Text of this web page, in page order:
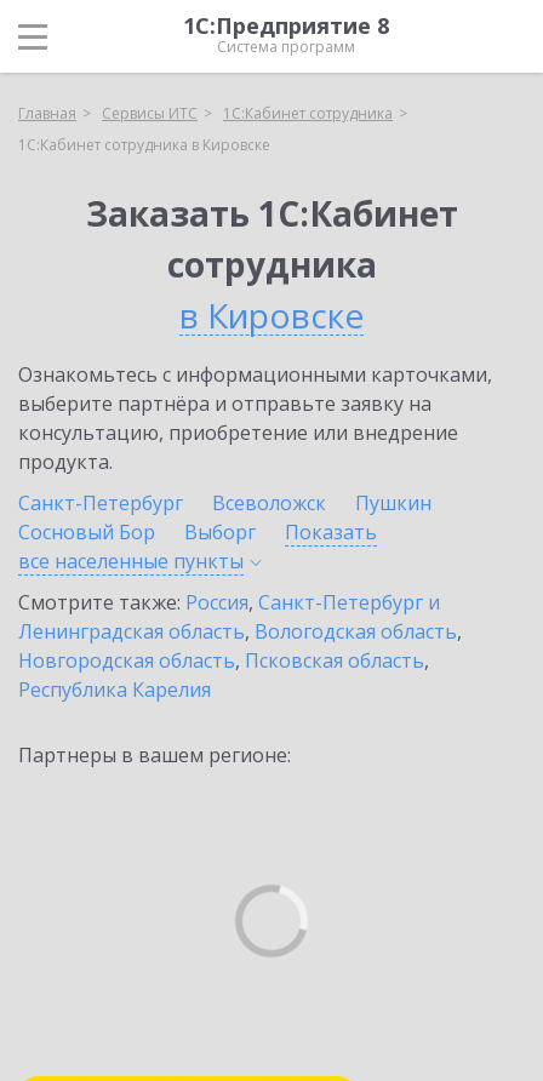
1С:Предприятие 8
Система программ
Главная Сервисы ИТС
1С:Кабинет сотрудника
1С:Кабинет сотрудника в Кировске
Заказать 1С:Кабинет
сотрудника
в Кировске
Ознакомьтесь с информационными карточками,
выберите партнёра и отправьте заявку на
консультацию, приобретение или внедрение
продукта.
Санкт-Петербург
Всеволожск
Пушкин
Сосновый Бор
Выборг
Показать
все населенные пункты
Смотрите также: Россия, Санкт-Петербург и
Ленинградская область, Вологодская область,
Новгородская область, Псковская область,
Республика Карелия
Партнеры в вашем регионе: